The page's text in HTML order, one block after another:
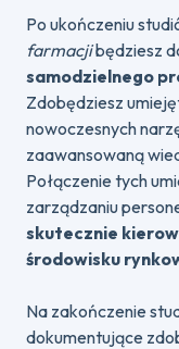
Po ukończeniu
farmacjibędziesz
samodzielnego
Zdobędziesz
nowoczesnych
zaawansowaną
Połączenie tych
zarządzaniu
skutecznie
środowisku
Na zakończenie
dokumentujące